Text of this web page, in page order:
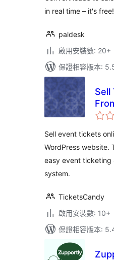
in real time – it's free!
paldesk
啟用安裝數: 20+
保證相容版本:
Sell
–
Sell event tickets
WordPress website.
easy event ticketing
system.
TicketsCandy
啟用安裝數: 10+
保證相容版本: